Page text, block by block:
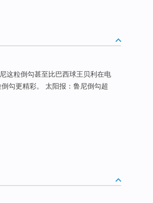
这粒倒勾甚至比巴西球王贝利在电
勾更精彩。 太阳报：鲁尼倒勾超